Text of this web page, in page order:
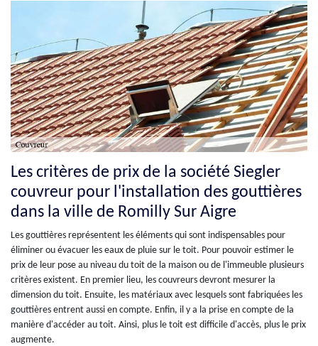
Les critères de prix de la société Siegler
couvreur pour l'installation des gouttières
dans la ville de Romilly Sur Aigre
Les gouttières représentent les éléments qui sont indispensables pour
éliminer ou évacuer les eaux de pluie sur le toit. Pour pouvoir estimer le
prix de leur pose au niveau du toit de la maison ou de l'immeuble plusieurs
critères existent. En premier lieu, les couvreurs devront mesurer la
dimension du toit. Ensuite, les matériaux avec lesquels sont fabriquées les
gouttières entrent aussi en compte. Enfin, il y a la prise en compte de la
manière d'accéder au toit. Ainsi, plus le toit est difficile d'accès, plus le prix
augmente.